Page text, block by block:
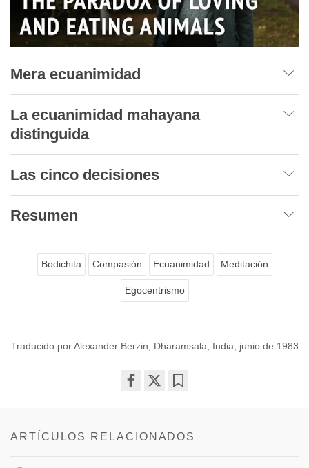
Mera ecuanimidad
La ecuanimidad mahayana
distinguida
Las cinco decisiones
Resumen
Bodichita Compasión Ecuanimidad Meditación
Egocentrismo
Traducido por Alexander Berzin, Dharamsala, India, junio de 1983
ARTÍCULOS RELACIONADOS